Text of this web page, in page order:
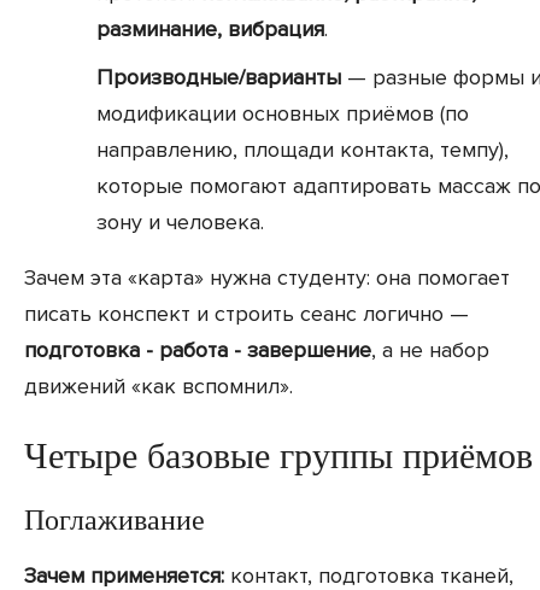
разминание, вибрация.
Производные/варианты — разные формы
модификации основных приёмов (по
направлению, площади контакта, темпу),
которые помогают адаптировать массаж
зону и человека.
Зачем эта «карта» нужна студенту: она помогает
писать конспект и строить сеанс логично —
подготовка - работа - завершение, а не набор
движений «как вспомнил».
Четыре базовые группы приёмов
Поглаживание
Зачем применяется: контакт, подготовка тканей,